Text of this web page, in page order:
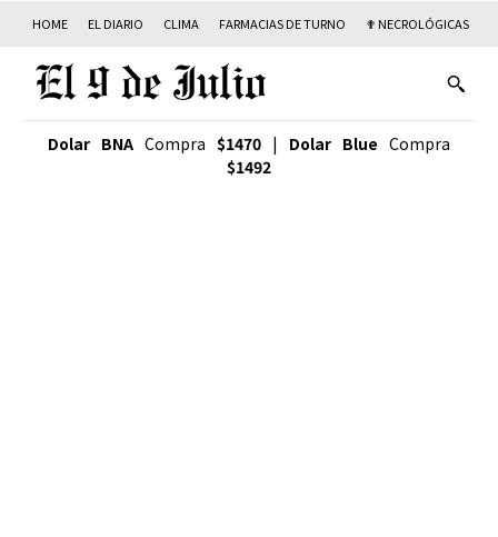
HOME EL DIARIO CLIMA FARMACIAS DE TURNO ✟ NECROLÓGICAS
Dolar BNA Compra $1470 | Dolar Blue Compra
$1492